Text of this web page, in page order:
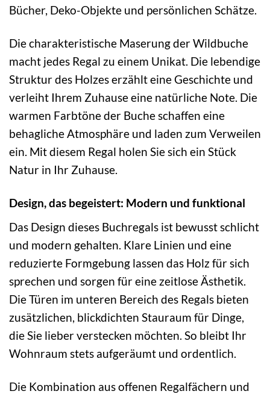
Bücher, Deko-Objekte und persönlichen Schätze.
Die charakteristische Maserung der Wildbuche
macht jedes Regal zu einem Unikat. Die lebendige
Struktur des Holzes erzählt eine Geschichte und
verleiht Ihrem Zuhause eine natürliche Note. Die
warmen Farbtöne der Buche schaffen eine
behagliche Atmosphäre und laden zum Verweilen
ein. Mit diesem Regal holen Sie sich ein Stück
Natur in Ihr Zuhause.
Design, das begeistert: Modern und funktional
Das Design dieses Buchregals ist bewusst schlicht
und modern gehalten. Klare Linien und eine
reduzierte Formgebung lassen das Holz für sich
sprechen und sorgen für eine zeitlose Ästhetik.
Die Türen im unteren Bereich des Regals bieten
zusätzlichen, blickdichten Stauraum für Dinge,
die Sie lieber verstecken möchten. So bleibt Ihr
Wohnraum stets aufgeräumt und ordentlich.
Die Kombination aus offenen Regalfächern und